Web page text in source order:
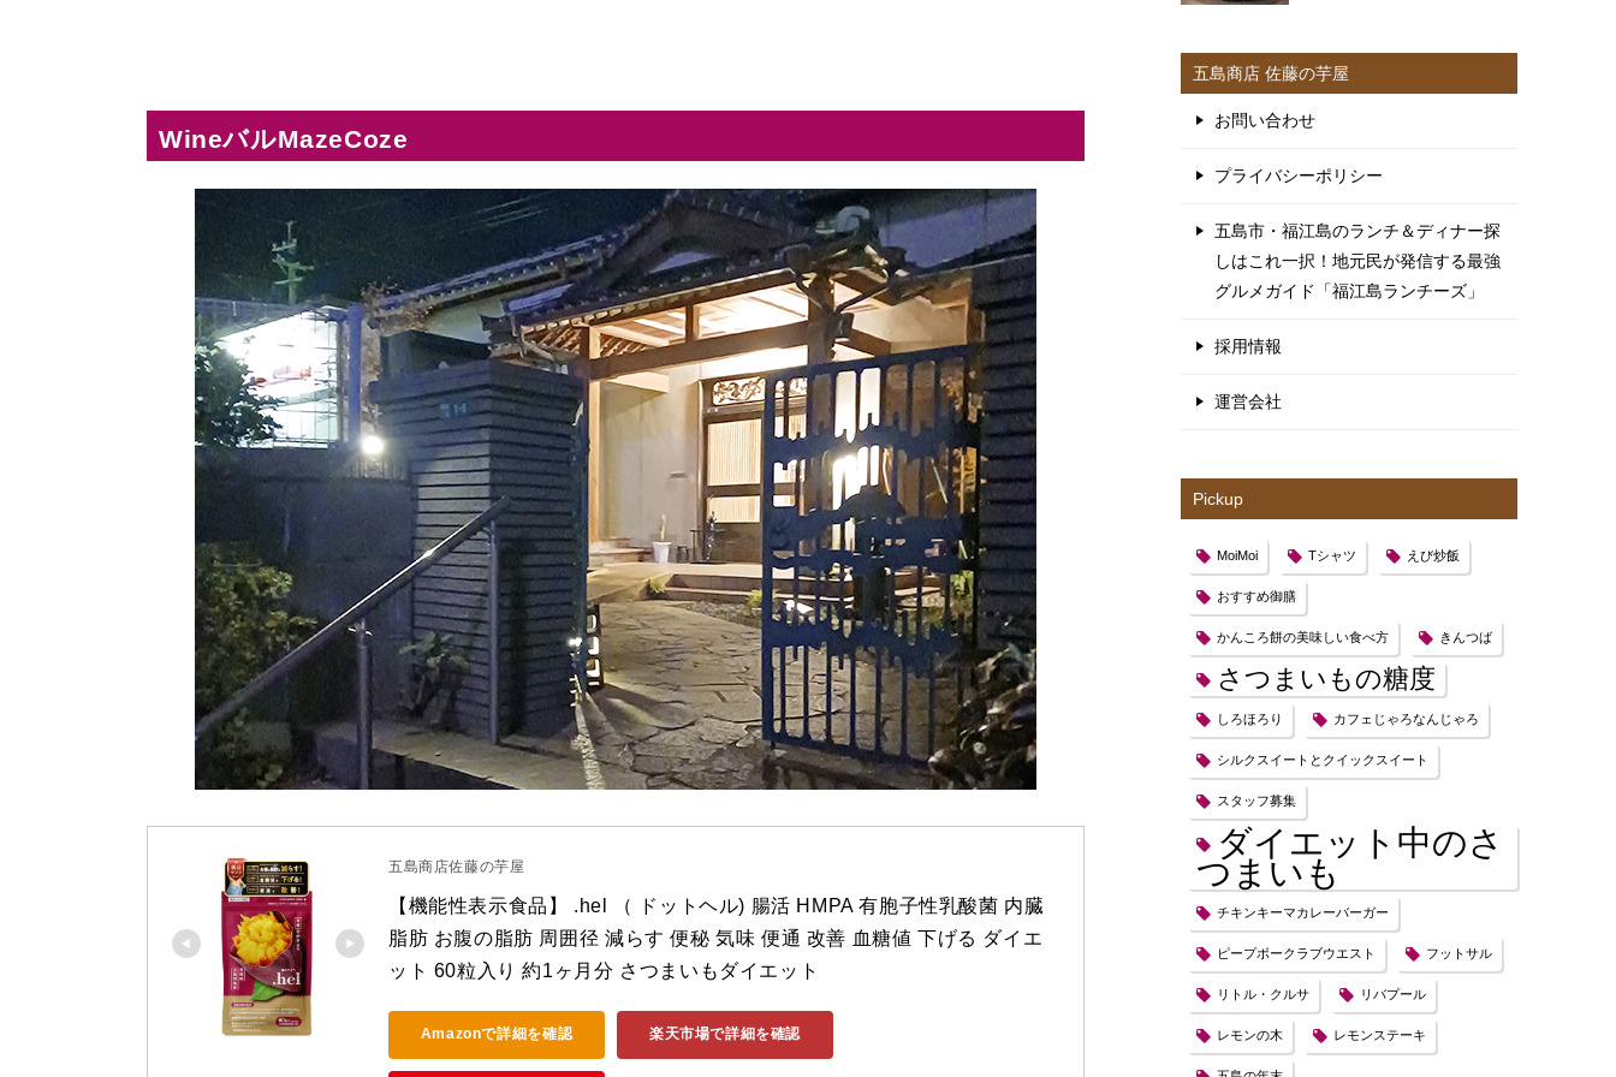
WineバルMazeCoze
五島商店佐藤の芋屋
【機能性表示食品】 .hel （ ドットヘル) 腸活 HMPA 有胞子性乳酸菌 内臓
脂肪 お腹の脂肪 周囲径 減らす 便秘 気味 便通 改善 血糖値 下げる ダイエ
ット 60粒入り 約1ヶ月分 さつまいもダイエット
Amazonで詳細を確認 楽天市場で詳細を確認
五島商店 佐藤の芋屋
お問い合わせ
プライバシーポリシー
五島市・福江島のランチ＆ディナー探
しはこれ一択！地元民が発信する最強
グルメガイド「福江島ランチーズ」
採用情報
運営会社
Pickup
MoiMoi Tシャツ えび炒飯
おすすめ御膳
かんころ餅の美味しい食べ方 きんつば
さつまいもの糖度
しろほろり カフェじゃろなんじゃろ
シルクスイートとクイックスイート
スタッフ募集
ダイエット中のさ
つまいも
チキンキーマカレーバーガー
ピープボークラブウエスト フットサル
リトル・クルサ リバプール
レモンの木 レモンステーキ